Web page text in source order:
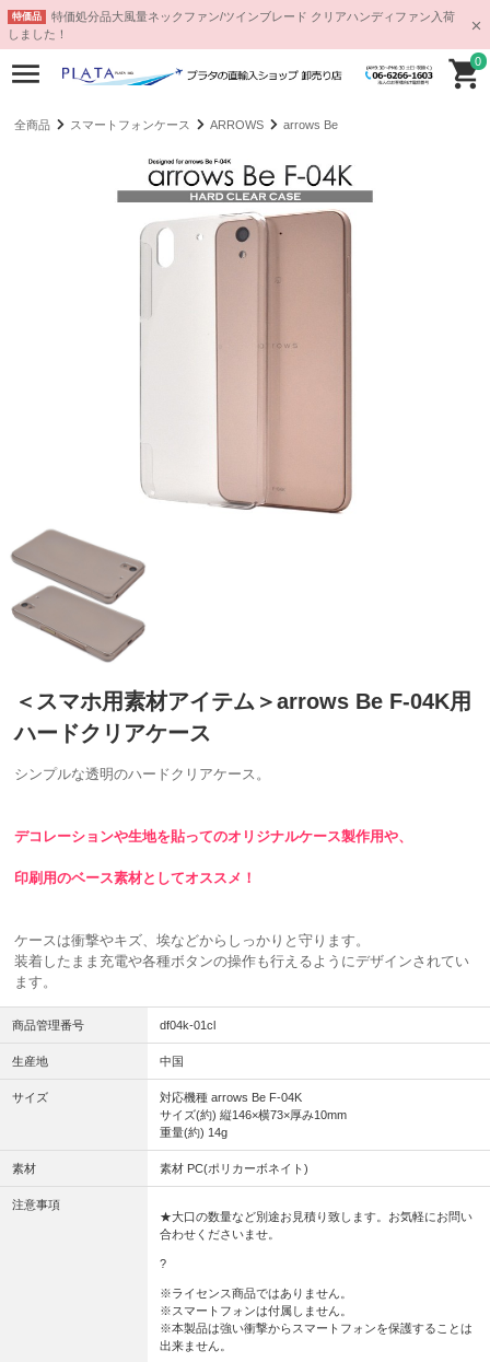
特価品
特価処分品大風量ネックファン/ツインブレード クリアハンディファン入荷
しました！
0
全商品 スマートフォンケース ARROWS arrows Be
＜スマホ用素材アイテム＞arrows Be F-04K用
ハードクリアケース
シンプルな透明のハードクリアケース。
デコレーションや生地を貼ってのオリジナルケース製作用や、
印刷用のベース素材としてオススメ！
ケースは衝撃やキズ、埃などからしっかりと守ります。
装着したまま充電や各種ボタンの操作も行えるようにデザインされてい
ます。
商品管理番号 df04k-01cl
生産地 中国
サイズ
対応機種 arrows Be F-04K
サイズ(約) 縦146×横73×厚み10mm
重量(約) 14g
素材 素材 PC(ポリカーボネイト)
注意事項
★大口の数量など別途お見積り致します。お気軽にお問い
合わせくださいませ。
?
※ライセンス商品ではありません。
※スマートフォンは付属しません。
※本製品は強い衝撃からスマートフォンを保護することは
出来ません。